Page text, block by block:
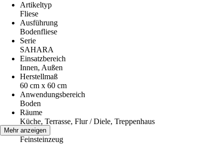
Artikeltyp
Fliese
Ausführung
Bodenfliese
Serie
SAHARA
Einsatzbereich
Innen, Außen
Herstellmaß
60 cm x 60 cm
Anwendungsbereich
Boden
Räume
Küche, Terrasse, Flur / Diele, Treppenhaus
Material
Feinsteinzeug
Mehr anzeigen